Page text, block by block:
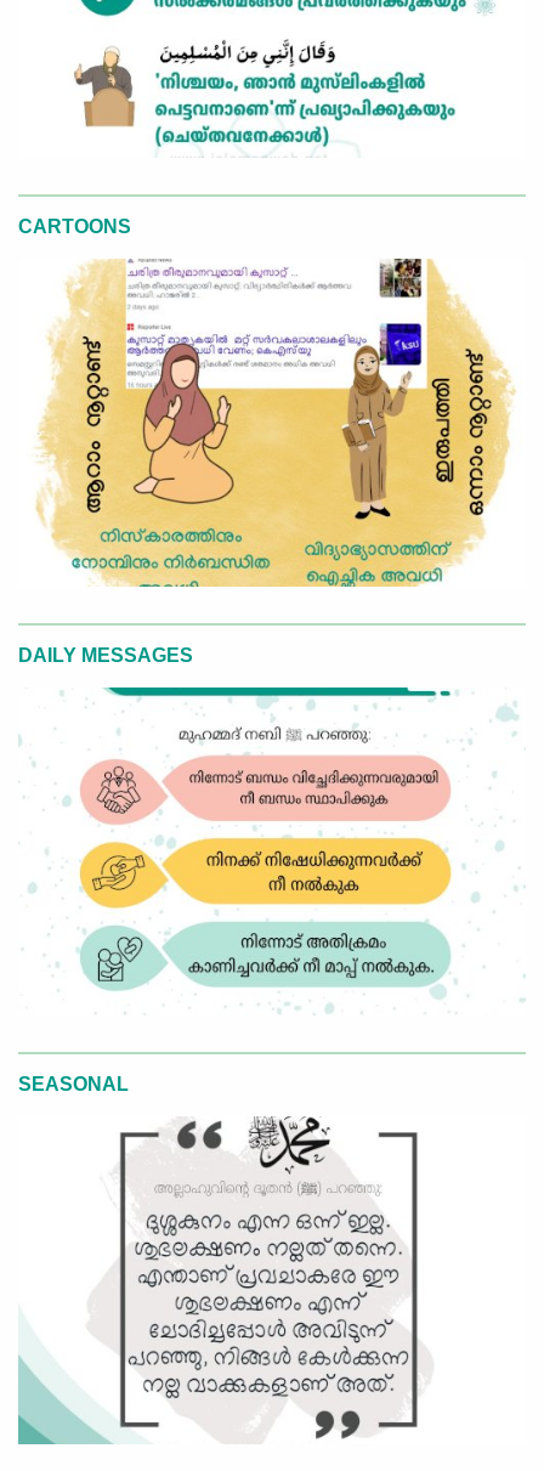
CARTOONS
DAILY MESSAGES
SEASONAL